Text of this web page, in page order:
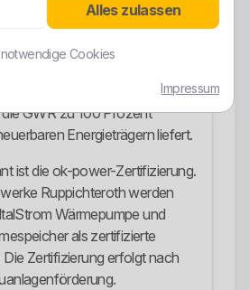
Ausrichtung
ist bei den
Preisblattunterlagen wird
GWR zu 100 Prozent
Energieträgern liefert.
ist die ok-power-Zertifizierung.
Ruppichteroth werden
Wärmepumpe und
als zertifizierte
Zertifizierung erfolgt nach
Alles zulassen
Cookies
Impressum